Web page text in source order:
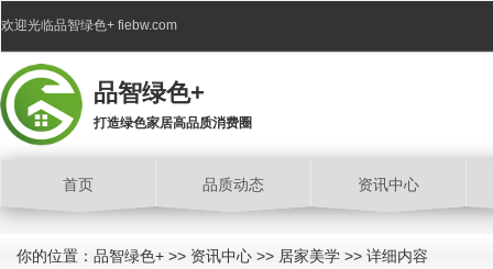
欢迎光临品智绿色+ fiebw.com
品智绿色+
打造绿色家居高品质消费圈
首页 品质动态 资讯中心
你的位置： 品智绿色+ >> 资讯中心 >> 居家美学 >> 详细内容